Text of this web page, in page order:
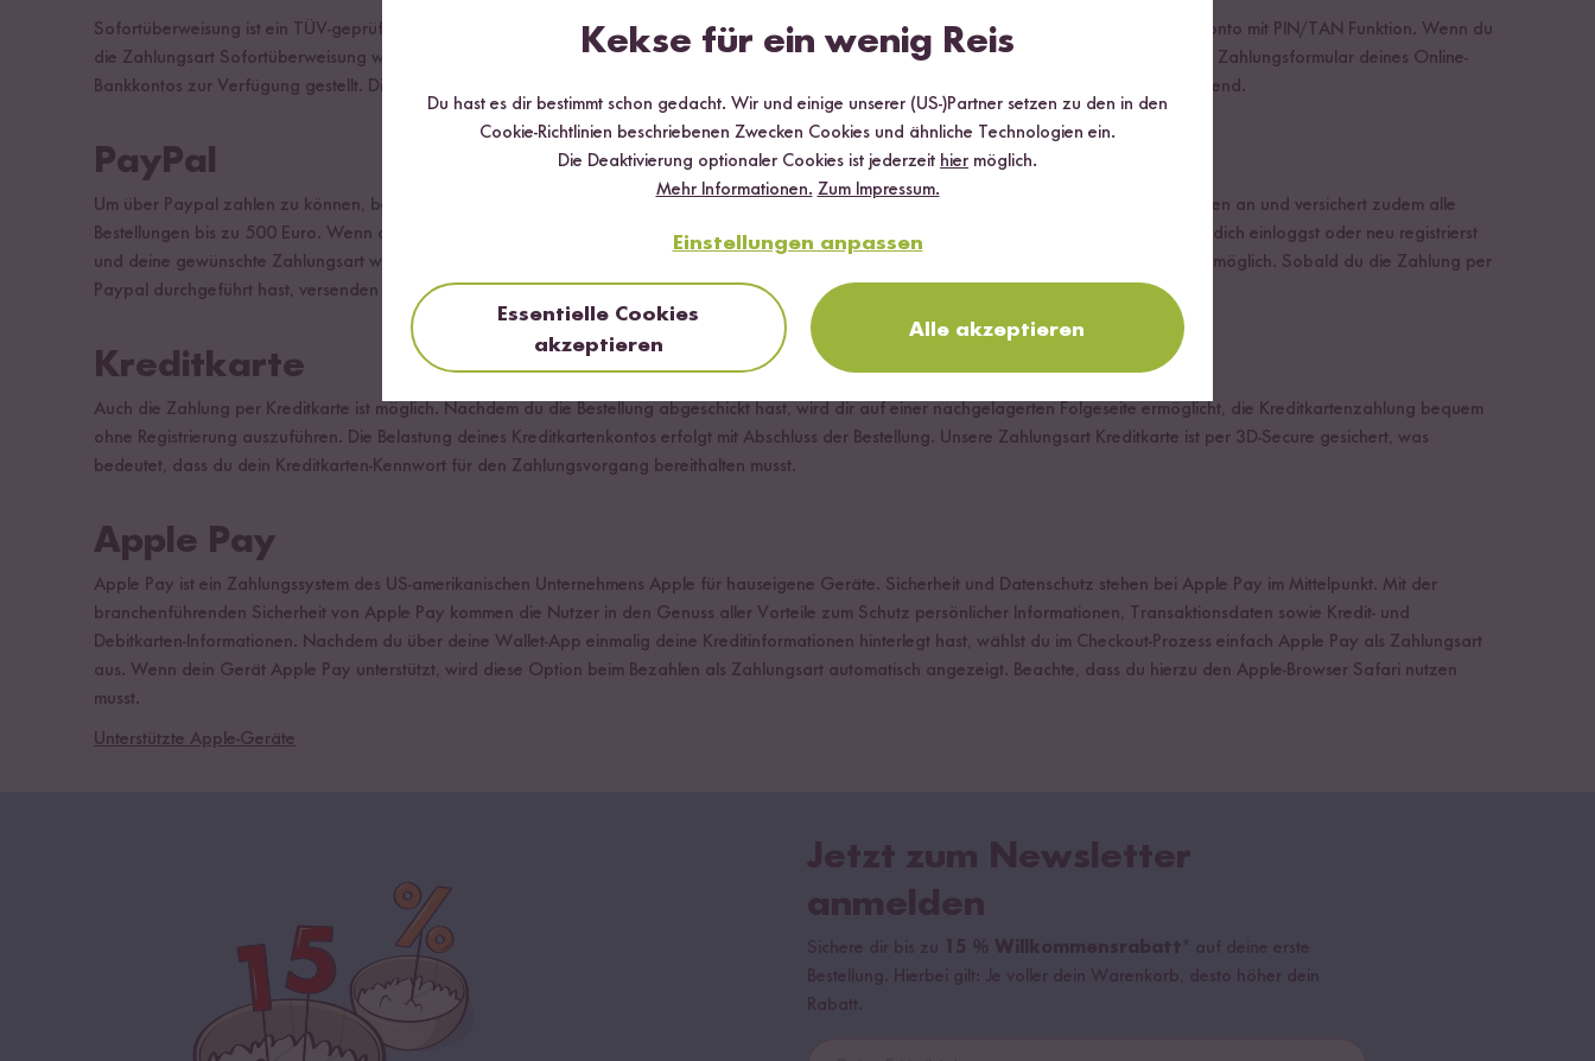
Sofortüberweisung ist ein TÜV-geprüftes Direkt-Überweisungsverfahren der Payment Network AG. Hierfür benötigst du lediglich ein Online-Bankkonto mit PIN/TAN Funktion. Wenn du
die Zahlungsart Sofortüberweisung wählst, wirst du im Anschluss an deine Bestellung an Sofortüberweisung weitergeleitet. Dir wird ein gesichertes Zahlungsformular deines Online-
Bankkontos zur Verfügung gestellt. Dieses füllst du bequem aus und die Zahlung wird sofort überwiesen. Wir versenden deine Ware dann umgehend.
PayPal
Um über Paypal zahlen zu können, benötigst du einen kostenlosen Account bei Paypal. Paypal bietet dir dann verschiedene Zahlungsmöglichkeiten an und versichert zudem alle
Bestellungen bis zu 500 Euro. Wenn du die Zahlungsart Paypal wählst, wirst du im Anschluss an deine Bestellung an Paypal weitergeleitet, wo du dich einloggst oder neu registrierst
und deine gewünschte Zahlungsart wählst. Neben der Zahlung mit deinem Paypal-Guthaben sind auch Zahlungen per Kreditkarte und Lastschrift möglich. Sobald du die Zahlung per
Paypal durchgeführt hast, versenden wir deine Ware umgehend.
Kreditkarte
Auch die Zahlung per Kreditkarte ist möglich. Nachdem du die Bestellung abgeschickt hast, wird dir auf einer nachgelagerten Folgeseite ermöglicht, die Kreditkartenzahlung bequem
ohne Registrierung auszuführen. Die Belastung deines Kreditkartenkontos erfolgt mit Abschluss der Bestellung. Unsere Zahlungsart Kreditkarte ist per 3D-Secure gesichert, was
bedeutet, dass du dein Kreditkarten-Kennwort für den Zahlungsvorgang bereithalten musst.
Apple Pay
Apple Pay ist ein Zahlungssystem des US-amerikanischen Unternehmens Apple für hauseigene Geräte. Sicherheit und Datenschutz stehen bei Apple Pay im Mittelpunkt. Mit der
branchenführenden Sicherheit von Apple Pay kommen die Nutzer in den Genuss aller Vorteile zum Schutz persönlicher Informationen, Transaktionsdaten sowie Kredit- und
Debitkarten-Informationen. Nachdem du über deine Wallet-App einmalig deine Kreditinformationen hinterlegt hast, wählst du im Checkout-Prozess einfach Apple Pay als Zahlungsart
aus. Wenn dein Gerät Apple Pay unterstützt, wird diese Option beim Bezahlen als Zahlungsart automatisch angezeigt. Beachte, dass du hierzu den Apple-Browser Safari nutzen
musst.
Unterstützte Apple-Geräte
Jetzt zum Newsletter
anmelden
Sichere dir bis zu 15 % Willkommensrabatt* auf deine erste
Bestellung. Hierbei gilt: Je voller dein Warenkorb, desto höher dein
Rabatt.
Kekse für ein wenig Reis
Du hast es dir bestimmt schon gedacht. Wir und einige unserer (US-)Partner setzen zu den in den
Cookie-Richtlinien beschriebenen Zwecken Cookies und ähnliche Technologien ein.
Die Deaktivierung optionaler Cookies ist jederzeit hier möglich.
Mehr Informationen. Zum Impressum.
Einstellungen anpassen
Essentielle Cookies
akzeptieren
Alle akzeptieren